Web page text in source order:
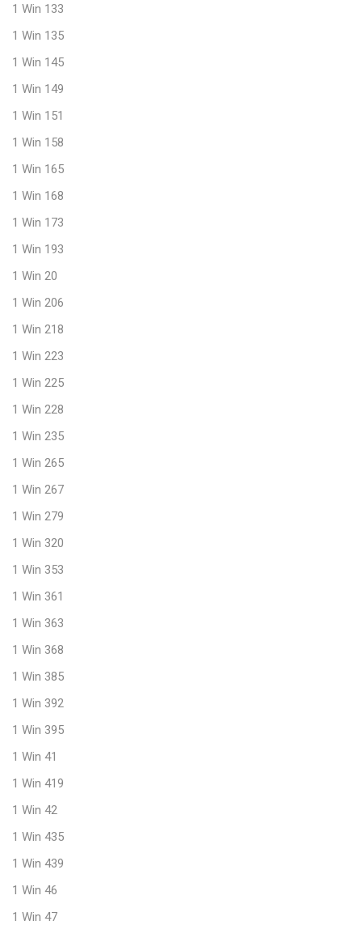
1 Win 133
1 Win 135
1 Win 145
1 Win 149
1 Win 151
1 Win 158
1 Win 165
1 Win 168
1 Win 173
1 Win 193
1 Win 20
1 Win 206
1 Win 218
1 Win 223
1 Win 225
1 Win 228
1 Win 235
1 Win 265
1 Win 267
1 Win 279
1 Win 320
1 Win 353
1 Win 361
1 Win 363
1 Win 368
1 Win 385
1 Win 392
1 Win 395
1 Win 41
1 Win 419
1 Win 42
1 Win 435
1 Win 439
1 Win 46
1 Win 47